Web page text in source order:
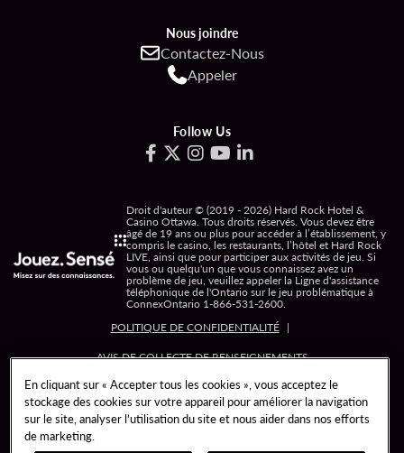
Nous joindre
Contactez-Nous
Appeler
Follow Us
Droit d'auteur © (2019 - 2026) Hard Rock Hotel &
Casino Ottawa. Tous droits réservés. Vous devez être
âgé de 19 ans ou plus pour accéder à l’établissement, y
compris le casino, les restaurants, l’hôtel et Hard Rock
LIVE, ainsi que pour participer aux activités de jeu. Si
vous ou quelqu'un que vous connaissez avez un
problème de jeu, veuillez appeler la Ligne d'assistance
téléphonique de l'Ontario sur le jeu problématique à
ConnexOntario 1-866-531-2600.
POLITIQUE DE CONFIDENTIALITÉ
AVIS DE COLLECTE DE RENSEIGNEMENTS
CONDITIONS D'UTILISATION
En cliquant sur « Accepter tous les cookies », vous acceptez le
stockage des cookies sur votre appareil pour améliorer la navigation
sur le site, analyser l’utilisation du site et nous aider dans nos efforts
de marketing.